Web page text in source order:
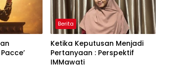
Berita
Ketika Keputusan Menjadi
Pertanyaan : Perspektif
IMMawati